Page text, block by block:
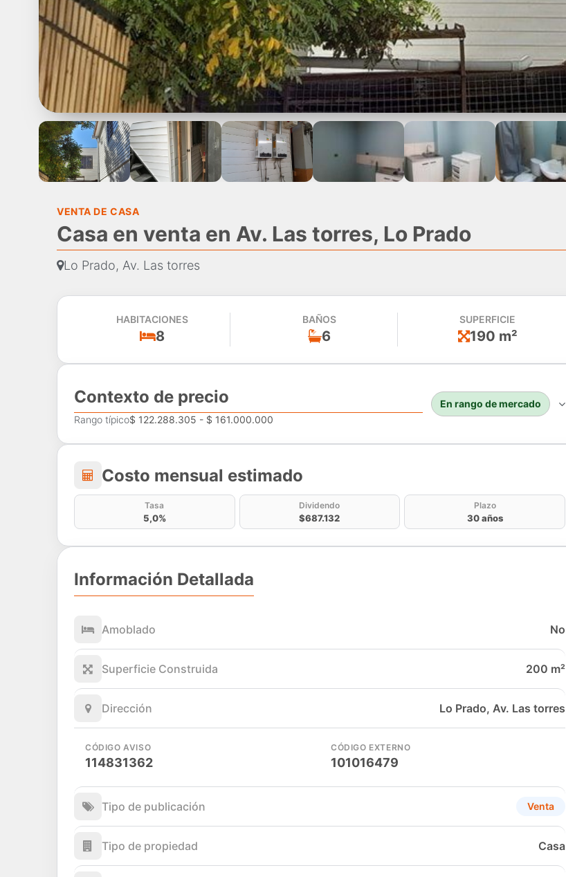
VENTA DE CASA
Casa en venta en Av. Las torres, Lo Prado
Lo Prado, Av. Las torres
HABITACIONES
8
BAÑOS
6
SUPERFICIE
190 m²
Contexto de precio
Rango típico$ 122.288.305 - $ 161.000.000
En rango de mercado
Costo mensual estimado
Costo mensual estimado
Tasa
5,0%
Dividendo
$687.132
Plazo
30 años
Información Detallada
Amoblado No
Superficie Construida 200 m²
Dirección Lo Prado, Av. Las torres
CÓDIGO AVISO
114831362
CÓDIGO EXTERNO
101016479
Tipo de publicación Venta
Tipo de propiedad Casa